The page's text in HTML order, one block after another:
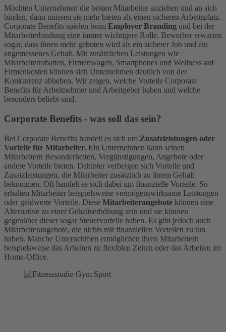
Möchten Unternehmen die besten Mitarbeiter anziehen und an sich
binden, dann müssen sie mehr bieten als einen sicheren Arbeitsplatz.
Corporate Benefits spielen beim Employer Branding und bei der
Mitarbeiterbindung eine immer wichtigere Rolle. Bewerber erwarten
sogar, dass ihnen mehr geboten wird als ein sicherer Job und ein
angemessenes Gehalt. Mit zusätzlichen Leistungen wie
Mitarbeiterrabatten, Firmenwagen, Smartphones und Wellness auf
Firmenkosten können sich Unternehmen deutlich von der
Konkurrenz abheben. Wir zeigen, welche Vorteile Corporate
Benefits für Arbeitnehmer und Arbeitgeber haben und welche
besonders beliebt sind.
Corporate Benefits - was soll das sein?
Bei Corporate Benefits handelt es sich um Zusatzleistungen oder
Vorteile für Mitarbeiter. Ein Unternehmen kann seinen
Mitarbeitern Besonderheiten, Vergünstigungen, Angebote oder
andere Vorteile bieten. Dahinter verbergen sich Vorteile und
Zusatzleistungen, die Mitarbeiter zusätzlich zu ihrem Gehalt
bekommen. Oft handelt es sich dabei um finanzielle Vorteile. So
erhalten Mitarbeiter beispielsweise vermögenswirksame Leistungen
oder geldwerte Vorteile. Diese Mitarbeiterangebote können eine
Alternative zu einer Gehaltserhöhung sein und sie können
gegenüber dieser sogar Steuervorteile haben. Es gibt jedoch auch
Mitarbeiterangebote, die nichts mit finanziellen Vorteilen zu tun
haben. Manche Unternehmen ermöglichen ihren Mitarbeitern
beispielsweise das Arbeiten zu flexiblen Zeiten oder das Arbeiten im
Home-Office.